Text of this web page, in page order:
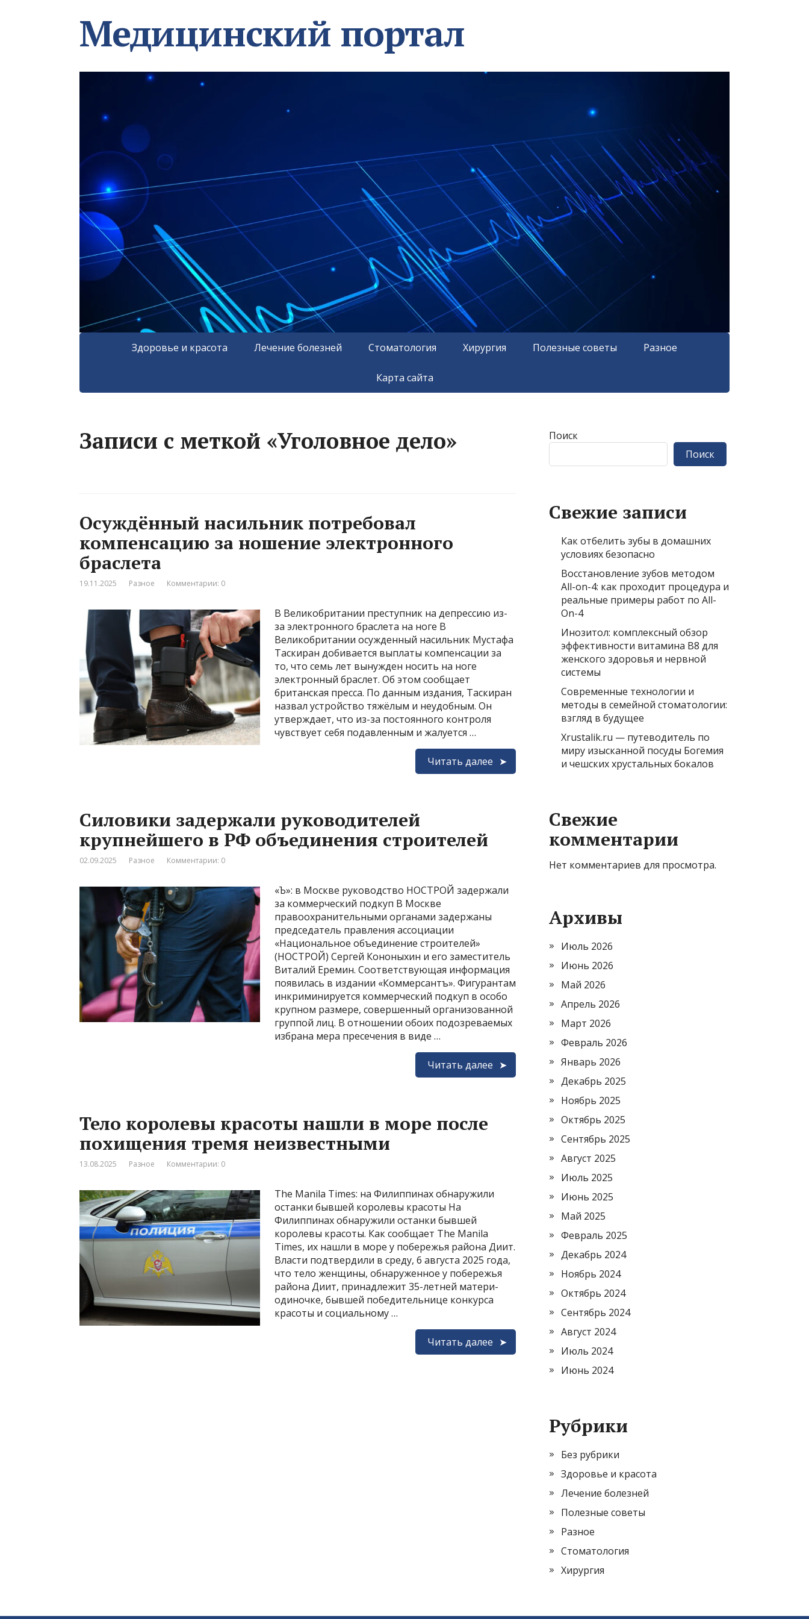
Медицинский портал
Здоровье и красота Лечение болезней Стоматология Хирургия Полезные советы Разное
Карта сайта
Записи с меткой «Уголовное дело»
Осуждённый насильник потребовал
компенсацию за ношение электронного
браслета
19.11.2025 Разное Комментарии: 0
В Великобритании преступник на депрессию из-
за электронного браслета на ноге В
Великобритании осужденный насильник Мустафа
Таскиран добивается выплаты компенсации за
то, что семь лет вынужден носить на ноге
электронный браслет. Об этом сообщает
британская пресса. По данным издания, Таскиран
назвал устройство тяжёлым и неудобным. Он
утверждает, что из-за постоянного контроля
чувствует себя подавленным и жалуется …
Читать далее
Силовики задержали руководителей
крупнейшего в РФ объединения строителей
02.09.2025 Разное Комментарии: 0
«Ъ»: в Москве руководство НОСТРОЙ задержали
за коммерческий подкуп В Москве
правоохранительными органами задержаны
председатель правления ассоциации
«Национальное объединение строителей»
(НОСТРОЙ) Сергей Кононыхин и его заместитель
Виталий Еремин. Соответствующая информация
появилась в издании «Коммерсантъ». Фигурантам
инкриминируется коммерческий подкуп в особо
крупном размере, совершенный организованной
группой лиц. В отношении обоих подозреваемых
избрана мера пресечения в виде …
Читать далее
Тело королевы красоты нашли в море после
похищения тремя неизвестными
13.08.2025 Разное Комментарии: 0
The Manila Times: на Филиппинах обнаружили
останки бывшей королевы красоты На
Филиппинах обнаружили останки бывшей
королевы красоты. Как сообщает The Manila
Times, их нашли в море у побережья района Диит.
Власти подтвердили в среду, 6 августа 2025 года,
что тело женщины, обнаруженное у побережья
района Диит, принадлежит 35-летней матери-
одиночке, бывшей победительнице конкурса
красоты и социальному …
Читать далее
Поиск
Поиск
Свежие записи
Как отбелить зубы в домашних
условиях безопасно
Восстановление зубов методом
All-on-4: как проходит процедура и
реальные примеры работ по All-
On-4
Инозитол: комплексный обзор
эффективности витамина B8 для
женского здоровья и нервной
системы
Современные технологии и
методы в семейной стоматологии:
взгляд в будущее
Xrustalik.ru — путеводитель по
миру изысканной посуды Богемия
и чешских хрустальных бокалов
Свежие
комментарии
Нет комментариев для просмотра.
Архивы
Июль 2026
Июнь 2026
Май 2026
Апрель 2026
Март 2026
Февраль 2026
Январь 2026
Декабрь 2025
Ноябрь 2025
Октябрь 2025
Сентябрь 2025
Август 2025
Июль 2025
Июнь 2025
Май 2025
Февраль 2025
Декабрь 2024
Ноябрь 2024
Октябрь 2024
Сентябрь 2024
Август 2024
Июль 2024
Июнь 2024
Рубрики
Без рубрики
Здоровье и красота
Лечение болезней
Полезные советы
Разное
Стоматология
Хирургия